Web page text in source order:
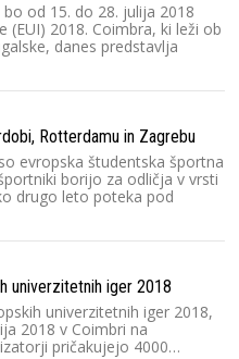
od 15. do 28. julija 2018
(EUI) 2018. Coimbra, ki leži ob
danes predstavlja
Rotterdamu in Zagrebu
evropska študentska športna
borijo za odličja v vrsti
drugo leto poteka pod
univerzitetnih iger 2018
univerzitetnih iger 2018,
2018 v Coimbri na
pričakujejo 4000…